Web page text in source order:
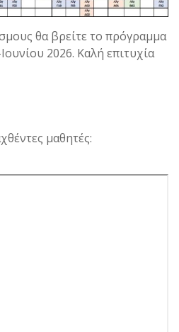
θα βρείτε το πρόγραμμα
2026. Καλή επιτυχία
μαθητές: